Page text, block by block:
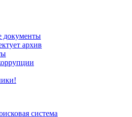
документы
архив
система